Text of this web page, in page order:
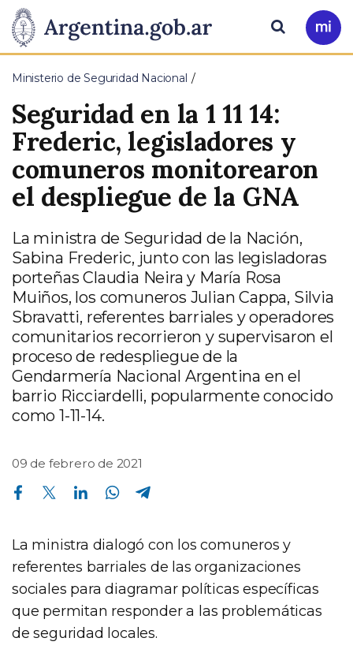
Presidencia
de
la
Nación
Pasar al contenido principal
Ir
a
Buscar
Ministerio de Seguridad Nacional
Seguridad en la 1 11 14:
Frederic, legisladores y
comuneros monitorearon
el despliegue de la GNA
La ministra de Seguridad de la Nación,
Sabina Frederic, junto con las legisladoras
porteñas Claudia Neira y María Rosa
Muiños, los comuneros Julian Cappa, Silvia
Sbravatti, referentes barriales y operadores
comunitarios recorrieron y supervisaron el
proceso de redespliegue de la
Gendarmería Nacional Argentina en el
barrio Ricciardelli, popularmente conocido
como 1-11-14.
09 de febrero de 2021
Compartir en Facebook Compartir en Twitter Compartir en Linkedin Compartir en Whatsapp
La ministra dialogó con los comuneros y
referentes barriales de las organizaciones
sociales para diagramar políticas específicas
que permitan responder a las problemáticas
de seguridad locales.